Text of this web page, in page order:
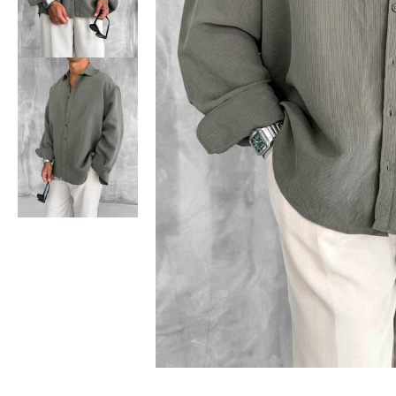
Bisiklet Yaka T-Shirt
Pamuklu T-Shirt
Spor Atleti
Sweatshirt
Hoodie / Kapüşonlu
Hırka
Kazak